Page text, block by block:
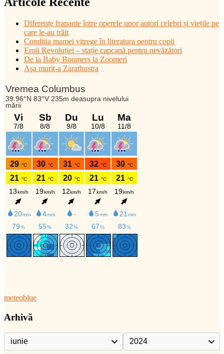
Diferențe frapante între operele unor autori celebri și viețile pe
care le-au trăit
Condiția mamei vitrege în literatura pentru copii
Eroii Revoluției – stație capcană pentru nevăzători
De la Baby Boomers la Zoomeri
Aşa murit-a Zarathustra
meteoblue
Arhivă